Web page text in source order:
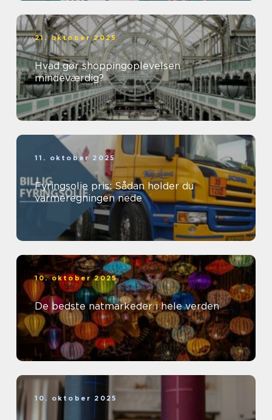
21. oktober 2025
Hvad gør shoppingoplevelsen
mindeværdig?
11. oktober 2025
Fyringsolie pris: Sådan holder du
varmeregningen nede
10. oktober 2025
De bedste natmarkeder i hele verden
10. oktober 2025